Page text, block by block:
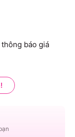
báo giá